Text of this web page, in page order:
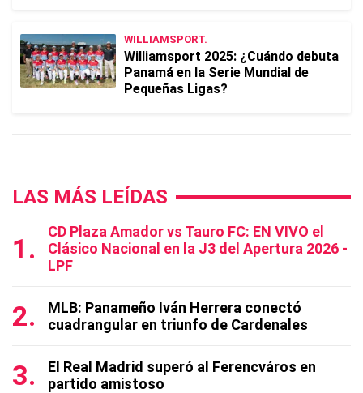
WILLIAMSPORT.
Williamsport 2025: ¿Cuándo debuta
Panamá en la Serie Mundial de
Pequeñas Ligas?
LAS MÁS LEÍDAS
CD Plaza Amador vs Tauro FC: EN VIVO el
Clásico Nacional en la J3 del Apertura 2026 -
LPF
MLB: Panameño Iván Herrera conectó
cuadrangular en triunfo de Cardenales
El Real Madrid superó al Ferencváros en
partido amistoso